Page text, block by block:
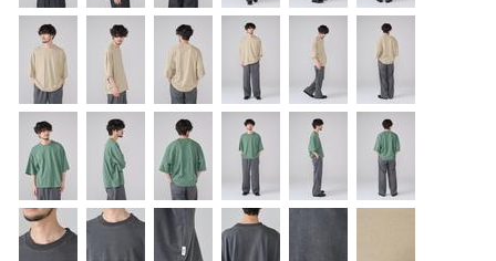
OUTLET : アウトレット
MENS : メンズ
LADIES : レディース
新規会員登録
お買い物カゴ